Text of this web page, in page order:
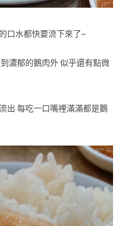
口水都快要流下來了~
濃郁的鵝肉外 似乎還有點微
出 每吃一口嘴裡滿滿都是鵝